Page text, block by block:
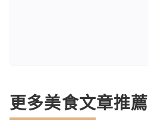
更多美食文章推薦